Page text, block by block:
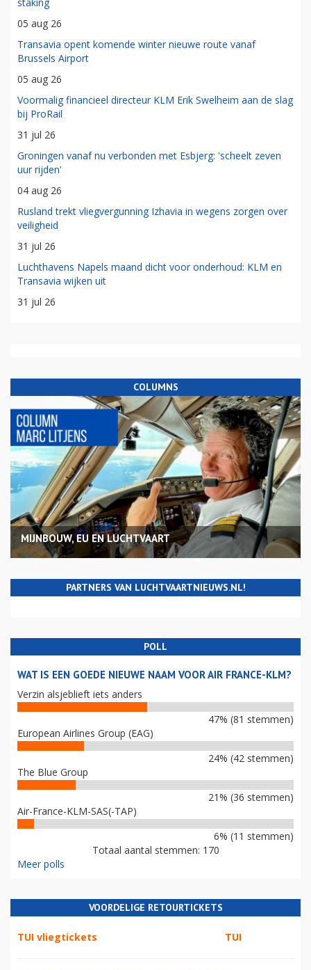
staking
05 aug 26
Transavia opent komende winter nieuwe route vanaf
Brussels Airport
05 aug 26
Voormalig financieel directeur KLM Erik Swelheim aan de slag
bij ProRail
31 jul 26
Groningen vanaf nu verbonden met Esbjerg: 'scheelt zeven
uur rijden'
04 aug 26
Rusland trekt vliegvergunning Izhavia in wegens zorgen over
veiligheid
31 jul 26
Luchthavens Napels maand dicht voor onderhoud: KLM en
Transavia wijken uit
31 jul 26
COLUMNS
MIJNBOUW, EU EN LUCHTVAART
PARTNERS VAN LUCHTVAARTNIEUWS.NL!
POLL
WAT IS EEN GOEDE NIEUWE NAAM VOOR AIR FRANCE-KLM?
Verzin alsjeblieft iets anders
47% (81 stemmen)
European Airlines Group (EAG)
24% (42 stemmen)
The Blue Group
21% (36 stemmen)
Air-France-KLM-SAS(-TAP)
6% (11 stemmen)
Totaal aantal stemmen: 170
Meer polls
VOORDELIGE RETOURTICKETS
TUI vliegtickets TUI